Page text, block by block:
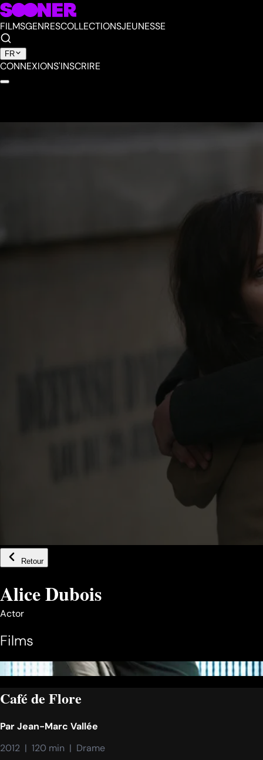
FILMSGENRESCOLLECTIONSJEUNESSE
FR
CONNEXIONS'INSCRIRE
Retour
Alice Dubois
Actor
Films
Café de Flore
ParJean-Marc Vallée
2012  |  120 min  |  Drame